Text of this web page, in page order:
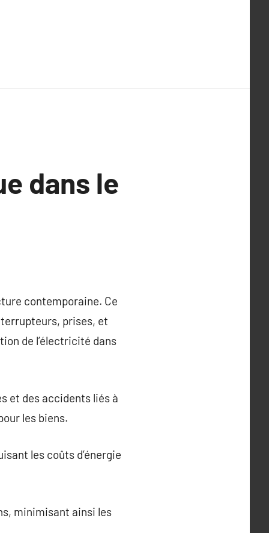
dans le
contemporaine. Ce
prises, et
de l’électricité dans
et des accidents liés à
les biens.
les coûts d’énergie
minimisant ainsi les